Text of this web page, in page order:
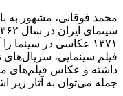
محمد فوقانی، مشهور به
فیلم سینمایی، سریال‌های
داشته و عکاس فیلم‌های
جمله می‌توان به آثار زیر